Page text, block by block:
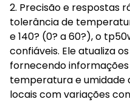
2. Precisão e respostas
tolerância de
e 140? (0? a 60?), o
confiáveis. Ele atualiza
fornecendo
temperatura e
locais com variações